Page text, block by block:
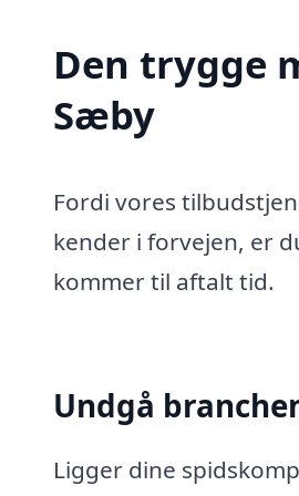
Den trygge
Sæby
Fordi vores
kender i forvejen, er
kommer til aftalt tid.
Undgå
Ligger dine